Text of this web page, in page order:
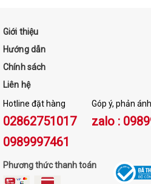
Giới thiệu
Hướng dẫn
Chính sách
Liên hệ
Hotline đặt hàng
02862751017
0989997461
Góp ý, phản
zalo :
Phương thức thanh toán